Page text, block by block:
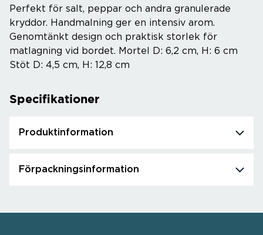
Perfekt för salt, peppar och andra granulerade
kryddor. Handmalning ger en intensiv arom.
Genomtänkt design och praktisk storlek för
matlagning vid bordet. Mortel D: 6,2 cm, H: 6 cm
Stöt D: 4,5 cm, H: 12,8 cm
Specifikationer
Produktinformation
Förpackningsinformation